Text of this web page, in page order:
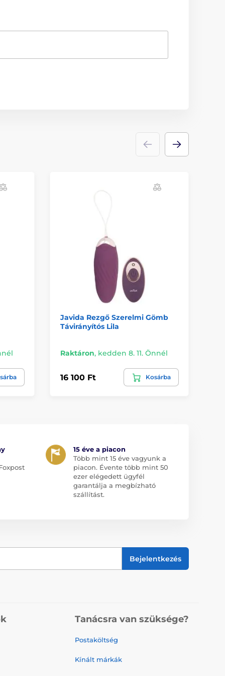
Javida Rezgő Szerelmi Gömb
Távirányítós Lila
Raktáron, kedden 8. 11. Önnél
16 100 Ft Kosárba
15 éve a piacon
Több mint 15 éve vagyunk a
piacon. Évente több mint 50
ezer elégedett ügyfél
garantálja a megbízható
szállítást.
Bejelentkezés
Tanácsra van szüksége?
Postaköltség
Kínált márkák